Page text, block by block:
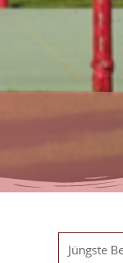
Jüngste